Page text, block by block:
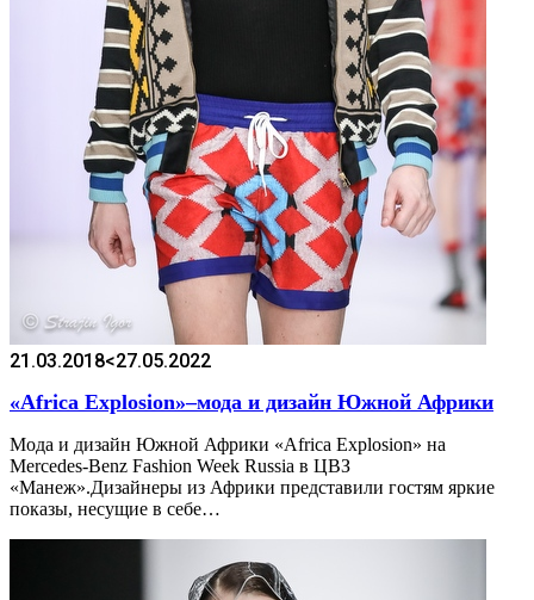
21.03.2018<27.05.2022
«Africa Explosion»–мода и дизайн Южной Африки
Мода и дизайн Южной Африки «Africa Explosion» на
Mercedes-Benz Fashion Week Russia в ЦВЗ
«Манеж».Дизайнеры из Африки представили гостям яркие
показы, несущие в себе…